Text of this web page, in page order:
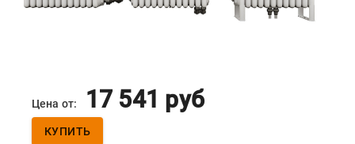
Цена от: 17 541 руб
КУПИТЬ